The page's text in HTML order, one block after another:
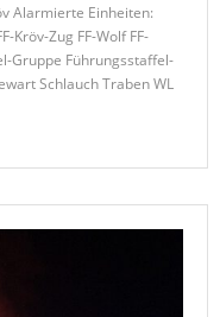
Alarmierte Einheiten:
Kröv-Zug FF-Wolf FF-
Gruppe Führungsstaffel-
Schlauch Traben WL